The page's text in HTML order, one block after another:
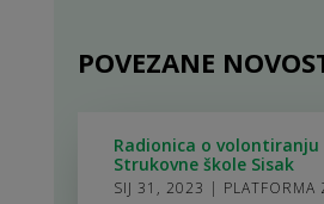
POVEZANE
Radionica o volontiranju
Strukovne škole Sisak
SIJ 31, 2023 | PLATFORMA